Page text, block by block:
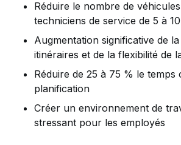
Réduire le nombre de
techniciens de service de 5 à
Augmentation significative de
itinéraires et de la flexibilité de
Réduire de 25 à 75 % le temps
planification
Créer un environnement de
stressant pour les employés